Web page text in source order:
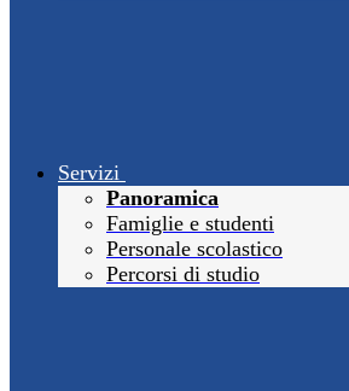
Servizi
Panoramica
Famiglie e studenti
Personale scolastico
Percorsi di studio